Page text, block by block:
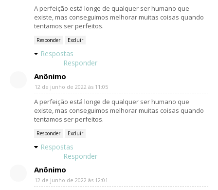
A perfeição está longe de qualquer ser humano que
existe, mas conseguimos melhorar muitas coisas quando
tentamos ser perfeitos.
Responder Excluir
Respostas
Responder
Anônimo
12 de junho de 2022 às 11:05
A perfeição está longe de qualquer ser humano que
existe, mas conseguimos melhorar muitas coisas quando
tentamos ser perfeitos.
Responder Excluir
Respostas
Responder
Anônimo
12 de junho de 2022 às 12:01